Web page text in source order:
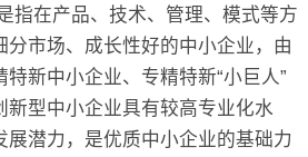
指在产品、技术、管理、模式等方
分市场、成长性好的中小企业，由
新中小企业、专精特新“小巨人”
新型中小企业具有较高专业化水
展潜力，是优质中小企业的基础力